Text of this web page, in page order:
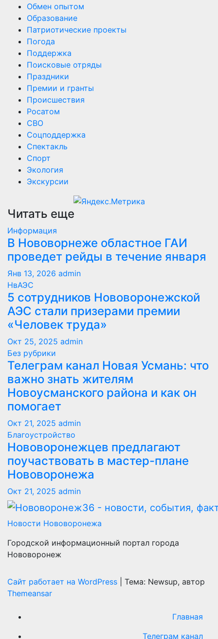
Обмен опытом
Образование
Патриотические проекты
Погода
Поддержка
Поисковые отряды
Праздники
Премии и гранты
Происшествия
Росатом
СВО
Соцподдержка
Спектакль
Спорт
Экология
Экскурсии
Читать еще
Информация
В Нововорнеже областное ГАИ
проведет рейды в течение января
Янв 13, 2026 admin
НвАЭС
5 сотрудников Нововоронежской
АЭС стали призерами премии
«Человек труда»
Окт 25, 2025 admin
Без рубрики
Телеграм канал Новая Усмань: что
важно знать жителям
Новоусманского района и как он
помогает
Окт 21, 2025 admin
Благоустройство
Нововоронежцев предлагают
поучаствовать в мастер-плане
Нововоронежа
Окт 21, 2025 admin
Новости Нововоронежа
Городской информационный портал города
Нововоронеж
Сайт работает на WordPress
Тема: Newsup, автор
Themeansar
Главная
Телеграм канал